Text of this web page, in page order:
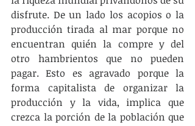
disfrute. De un lado los acopios o la
producción tirada al mar porque no
encuentran quién la compre y del
otro hambrientos que no pueden
pagar. Esto es agravado porque la
forma capitalista de organizar la
producción y la vida, implica que
crezca la porción de la población que